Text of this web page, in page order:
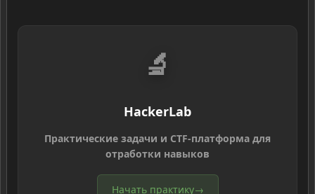
🔬
HackerLab
Практические задачи и CTF-платформа для
отработки навыков
Начать практику→